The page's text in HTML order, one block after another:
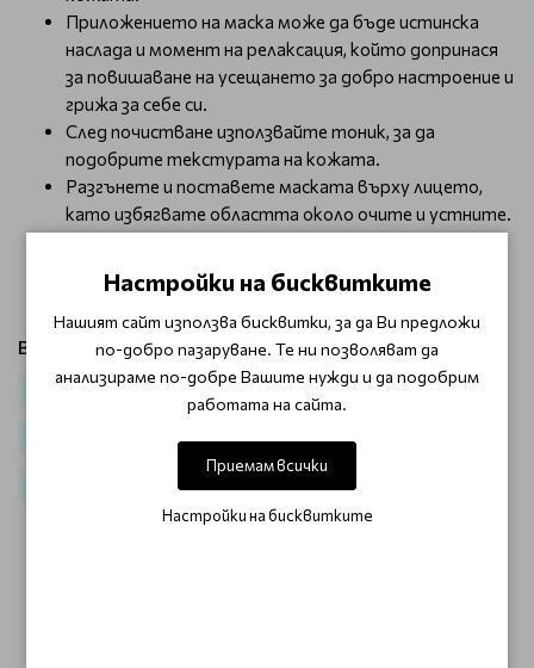
Приложението на маска може да бъде истинска
наслада и момент на релаксация, който допринася
за повишаване на усещането за добро настроение и
грижа за себе си.
След почистване използвайте тоник, за да
подобрите текстурата на кожата.
Разгънете и поставете маската върху лицето,
като избягвате областта около очите и устните.
Отлепете маската и леко потупайте за по-
нататъшно усвояване.
Виж продукти от категория:
Маски за лице За хидратация
Корейски маски за лице Корейски шийт маски
Настройки на бисквитките
Нашият сайт използва бисквитки, за да Ви предложи
по-добро пазаруване. Те ни позволяват да
анализираме по-добре Вашите нужди и да подобрим
работата на сайта.
Приемам всички
Настройки на бисквитките